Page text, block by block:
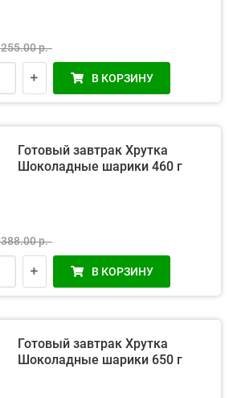
255.00 р.
В КОРЗИНУ
Готовый завтрак Хрутка
Шоколадные шарики 460 г
388.00 р.
В КОРЗИНУ
Готовый завтрак Хрутка
Шоколадные шарики 650 г